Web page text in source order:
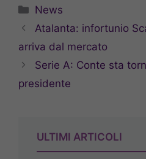
Categorie
News
Atalanta: infortunio
arriva dal mercato
Serie A: Conte sta
presidente
ULTIMI ARTICOLI